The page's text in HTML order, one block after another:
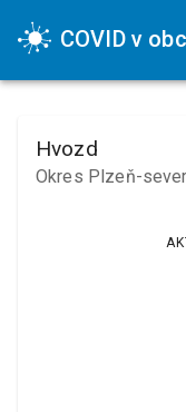
COVID v
Hvozd
Okres Plzeň-sever